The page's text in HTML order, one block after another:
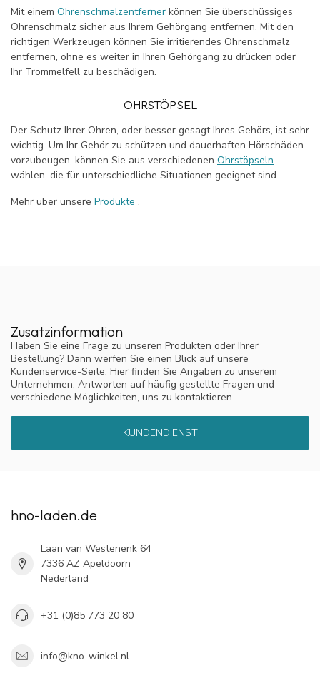
Mit einem Ohrenschmalzentferner können Sie überschüssiges
Ohrenschmalz sicher aus Ihrem Gehörgang entfernen. Mit den
richtigen Werkzeugen können Sie irritierendes Ohrenschmalz
entfernen, ohne es weiter in Ihren Gehörgang zu drücken oder
Ihr Trommelfell zu beschädigen.
OHRSTÖPSEL
Der Schutz Ihrer Ohren, oder besser gesagt Ihres Gehörs, ist sehr
wichtig. Um Ihr Gehör zu schützen und dauerhaften Hörschäden
vorzubeugen, können Sie aus verschiedenen Ohrstöpseln
wählen, die für unterschiedliche Situationen geeignet sind.
Mehr über unsere Produkte .
Zusatzinformation
Haben Sie eine Frage zu unseren Produkten oder Ihrer
Bestellung? Dann werfen Sie einen Blick auf unsere
Kundenservice-Seite. Hier finden Sie Angaben zu unserem
Unternehmen, Antworten auf häufig gestellte Fragen und
verschiedene Möglichkeiten, uns zu kontaktieren.
KUNDENDIENST
hno-laden.de
Laan van Westenenk 64
7336 AZ Apeldoorn
Nederland
+31 (0)85 773 20 80
info@kno-winkel.nl